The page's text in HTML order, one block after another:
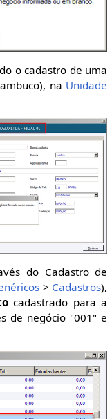
o cadastro de uma
na Unidade
do Cadastro de
> Cadastros),
cadastrado para a
de negócio "001" e